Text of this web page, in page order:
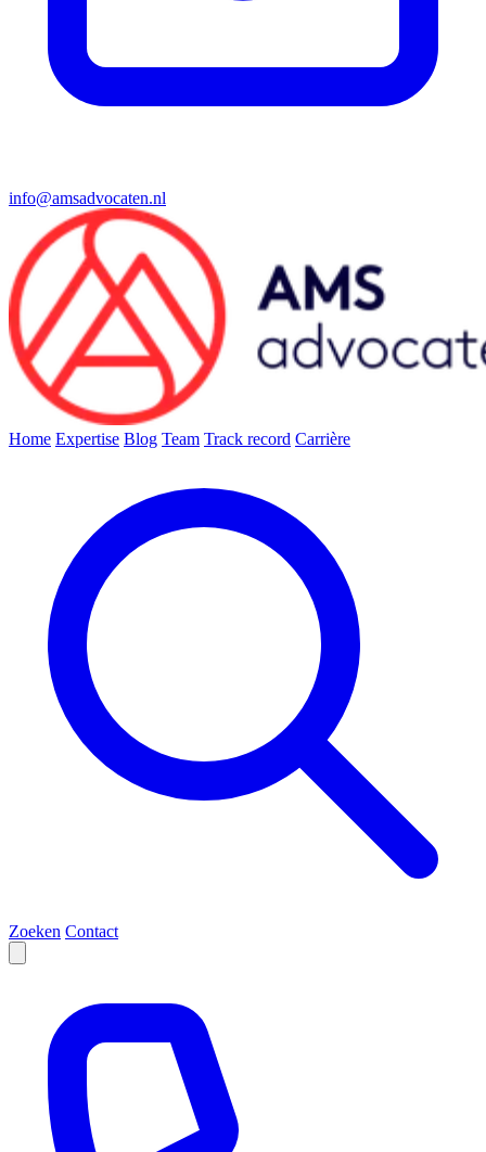
info@amsadvocaten.nl
Home Expertise Blog Team Track record Carrière
Zoeken Contact